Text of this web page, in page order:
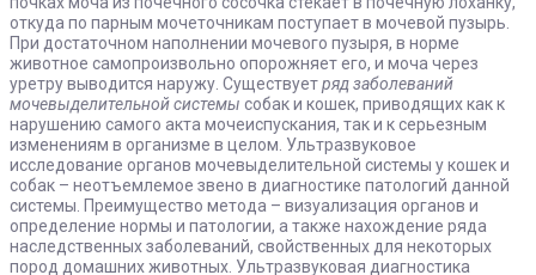
откуда по парным мочеточникам поступает в мочевой пузырь.
При достаточном наполнении мочевого пузыря, в норме
животное самопроизвольно опорожняет его, и моча через
уретру выводится наружу. Существуетряд заболеваний
мочевыделительной системы собак и кошек, приводящих как к
нарушению самого акта мочеиспускания, так и к серьезным
изменениям в организме в целом. Ультразвуковое
исследование органов мочевыделительной системы у кошек и
собак – неотъемлемое звено в диагностике патологий данной
системы. Преимущество метода – визуализация органов и
определение нормы и патологии, а также нахождение ряда
наследственных заболеваний, свойственных для некоторых
пород домашних животных. Ультразвуковая диагностика